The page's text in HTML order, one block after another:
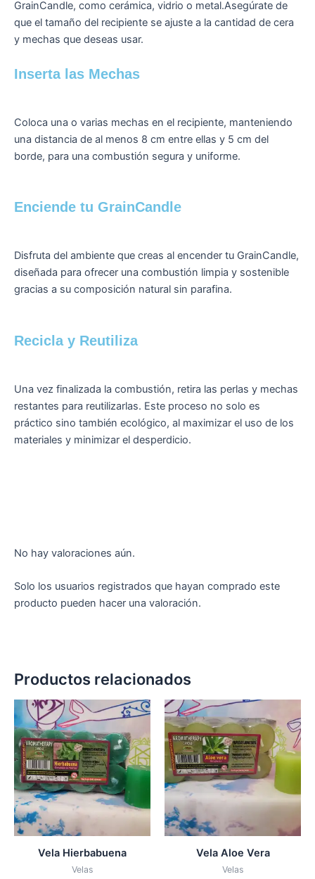
GrainCandle, como cerámica, vidrio o metal.Asegúrate de
que el tamaño del recipiente se ajuste a la cantidad de cera
y mechas que deseas usar.
Inserta las Mechas
Coloca una o varias mechas en el recipiente, manteniendo
una distancia de al menos 8 cm entre ellas y 5 cm del
borde, para una combustión segura y uniforme.
Enciende tu GrainCandle
Disfruta del ambiente que creas al encender tu GrainCandle,
diseñada para ofrecer una combustión limpia y sostenible
gracias a su composición natural sin parafina.
Recicla y Reutiliza
Una vez finalizada la combustión, retira las perlas y mechas
restantes para reutilizarlas. Este proceso no solo es
práctico sino también ecológico, al maximizar el uso de los
materiales y minimizar el desperdicio.
No hay valoraciones aún.
Solo los usuarios registrados que hayan comprado este
producto pueden hacer una valoración.
Productos relacionados
Vela Hierbabuena
Velas
Rango
de
desde
1,00 €
hasta
7,50 €
Este
producto
tiene
múltiples
variantes.
opciones
se
Vela Aloe Vera
Velas
de
precios:
desde
1,00 €
hasta
7,50 €
Las
se